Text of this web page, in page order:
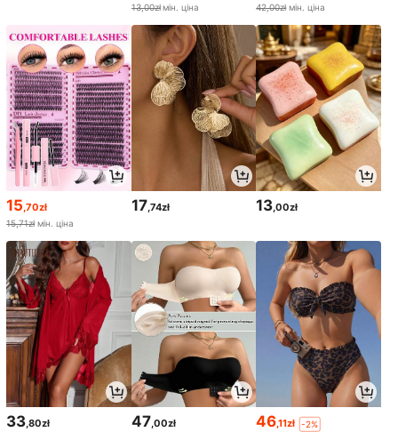
13,00złмін. ціна
42,00zł мін. ціна
15,70zł
15,71zł мін. ціна
17,74zł 13,00zł
33,80zł 47,00zł 46,11zł
-2%